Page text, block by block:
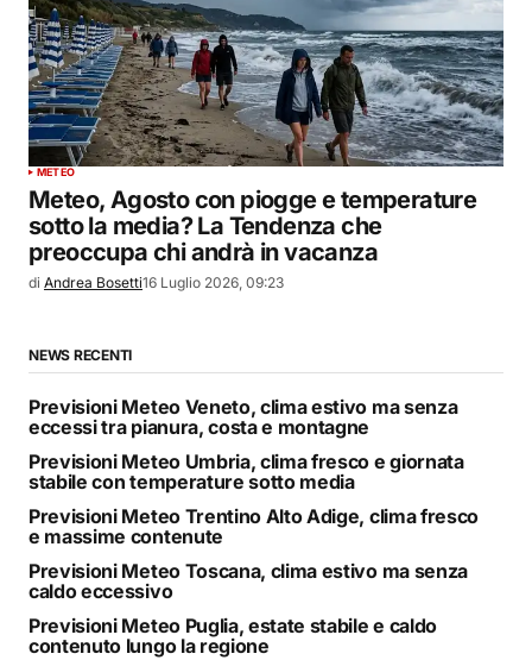
METEO
Meteo, Agosto con piogge e temperature
sotto la media? La Tendenza che
preoccupa chi andrà in vacanza
di Andrea Bosetti16 Luglio 2026, 09:23
NEWS RECENTI
Previsioni Meteo Veneto, clima estivo ma senza
eccessi tra pianura, costa e montagne
Previsioni Meteo Umbria, clima fresco e giornata
stabile con temperature sotto media
Previsioni Meteo Trentino Alto Adige, clima fresco
e massime contenute
Previsioni Meteo Toscana, clima estivo ma senza
caldo eccessivo
Previsioni Meteo Puglia, estate stabile e caldo
contenuto lungo la regione